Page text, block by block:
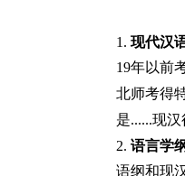
1. 现代汉
19年以前
北师考得
是......现汉
2. 语言学
语纲和现